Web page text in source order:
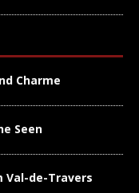
Charme
Seen
Val-de-Travers